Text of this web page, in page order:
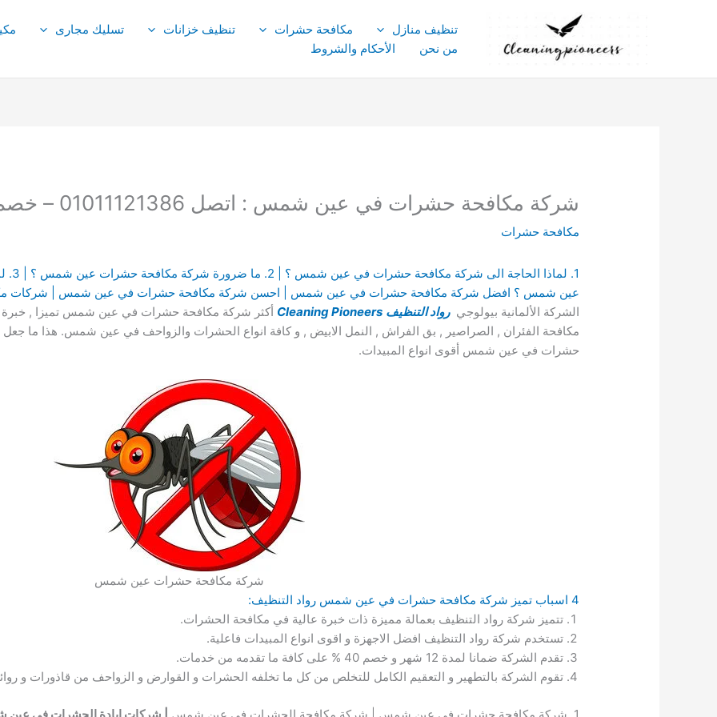
تنظيف منازل مكافحة حشرات تنظيف خزانات تسليك مجارى
من نحن
الأحكام والشروط
شركة مكافحة حشرات في عين شمس : اتصل 01011121386 – خصم 40 %
مكافحة حشرات
1.
عين شمس ؟ افضل شركة مكافحة حشرات في عين شمس | احسن شركة مكافحة حشرات في عين شمس | شركات
الشركة الألمانية بيولوجيرواد التنظيف Cleaning Pioneers أكثر شركة مكافحة حشرات في عين شمس تميزا , خبرة , و
مكافحة الفئران , الصراصير , بق الفراش , النمل الابيض , و كافة انواع الحشرات والزواحف في عين شمس. هذا ما
حشرات في عين شمس أقوى انواع المبيدات.
شركة مكافحة حشرات عين شمس
4 اسباب تميز شركة مكافحة حشرات في عين شمس رواد التنظيف:
تتميز شركة رواد التنظيف بعمالة مميزة ذات خبرة عالية في مكافحة الحشرات.
تستخدم شركة رواد التنظيف افضل الاجهزة و اقوى انواع المبيدات فاعلية.
تقدم الشركة ضمانا لمدة 12 شهر و خصم 40 % على كافة ما تقدمه من خدمات.
تقوم الشركة بالتطهير و التعقيم الكامل للتخلص من كل ما تخلفه الحشرات و القوارض و الزواحف من قاذورات و
1. شركة مكافحة حشرات في عين شمس | شركة مكافحة الحشرات في عين شمس
| شركات ابادة الحشرات في